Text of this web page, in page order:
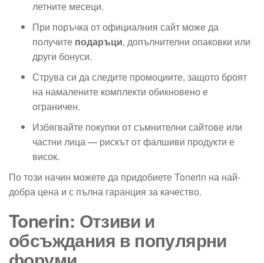
летните месеци.
При поръчка от официалния сайт може да
получите подаръци, допълнителни опаковки или
други бонуси.
Струва си да следите промоциите, защото броят
на намалените комплекти обикновено е
ограничен.
Избягвайте покупки от съмнителни сайтове или
частни лица — рискът от фалшиви продукти е
висок.
По този начин можете да придобиете Tonerin на най-
добра цена и с пълна гаранция за качество.
Tonerin: Отзиви и
обсъждания в популярни